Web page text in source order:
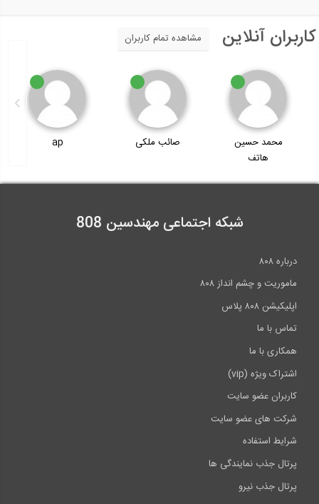
کاربران آنلاین مشاهده تمام کاربران
محمد حسین
هاتف
صائب ملکی ap
شبکه اجتماعی مهندسین 808
درباره ۸۰۸
ماموریت و چشم انداز ۸۰۸
اپلیکیشن ۸۰۸ پلاس
تماس با ما
همکاری با ما
اشتراک ویژه (vip)
کاربران عضو سایت
شرکت های عضو سایت
شرایط استفاده
پرتال جذب نمایندگی ها
پرتال جذب نیرو